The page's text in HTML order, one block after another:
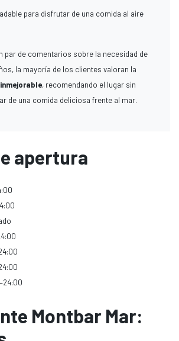
para disfrutar de una comida al aire
par de comentarios sobre la necesidad de
la mayoría de los clientes valoran la
inmejorable, recomendando el lugar sin
de una comida deliciosa frente al mar.
apertura
Montbar Mar: